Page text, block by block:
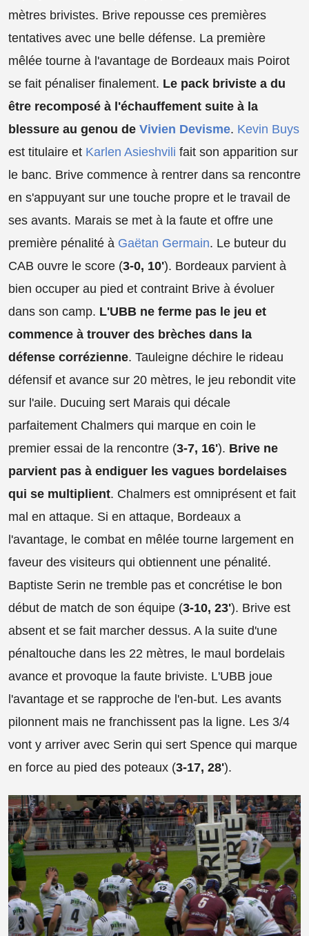
mètres brivistes. Brive repousse ces premières
tentatives avec une belle défense. La première
mêlée tourne à l'avantage de Bordeaux mais Poirot
se fait pénaliser finalement. Le pack briviste a du
être recomposé à l'échauffement suite à la
blessure au genou de Vivien Devisme. Kevin Buys
est titulaire et Karlen Asieshvili fait son apparition sur
le banc. Brive commence à rentrer dans sa rencontre
en s'appuyant sur une touche propre et le travail de
ses avants. Marais se met à la faute et offre une
première pénalité à Gaëtan Germain. Le buteur du
CAB ouvre le score (3-0, 10'). Bordeaux parvient à
bien occuper au pied et contraint Brive à évoluer
dans son camp. L'UBB ne ferme pas le jeu et
commence à trouver des brèches dans la
défense corrézienne. Tauleigne déchire le rideau
défensif et avance sur 20 mètres, le jeu rebondit vite
sur l'aile. Ducuing sert Marais qui décale
parfaitement Chalmers qui marque en coin le
premier essai de la rencontre (3-7, 16'). Brive ne
parvient pas à endiguer les vagues bordelaises
qui se multiplient. Chalmers est omniprésent et fait
mal en attaque. Si en attaque, Bordeaux a
l'avantage, le combat en mêlée tourne largement en
faveur des visiteurs qui obtiennent une pénalité.
Baptiste Serin ne tremble pas et concrétise le bon
début de match de son équipe (3-10, 23'). Brive est
absent et se fait marcher dessus. A la suite d'une
pénaltouche dans les 22 mètres, le maul bordelais
avance et provoque la faute briviste. L'UBB joue
l'avantage et se rapproche de l'en-but. Les avants
pilonnent mais ne franchissent pas la ligne. Les 3/4
vont y arriver avec Serin qui sert Spence qui marque
en force au pied des poteaux (3-17, 28').